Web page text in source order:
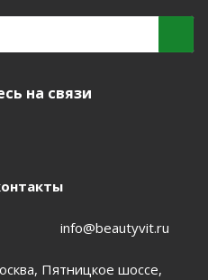
на связи
info@beautyvit.ru
Пятницкое шоссе,